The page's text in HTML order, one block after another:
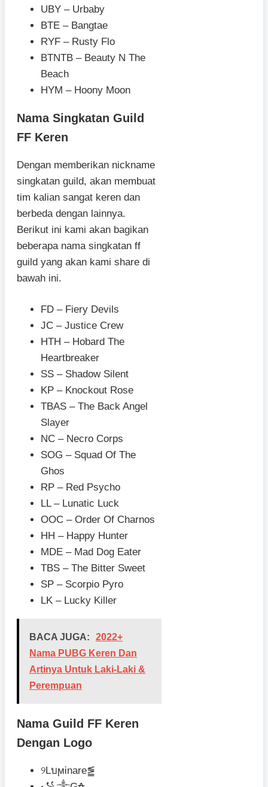
UBY – Urbaby
BTE – Bangtae
RYF – Rusty Flo
BTNTB – Beauty N The
Beach
HYM – Hoony Moon
Nama Singkatan Guild
FF Keren
Dengan memberikan nickname
singkatan guild, akan membuat
tim kalian sangat keren dan
berbeda dengan lainnya.
Berikut ini kami akan bagikan
beberapa nama singkatan ff
guild yang akan kami share di
bawah ini.
FD – Fiery Devils
JC – Justice Crew
HTH – Hobard The
Heartbreaker
SS – Shadow Silent
KP – Knockout Rose
TBAS – The Back Angel
Slayer
NC – Necro Corps
SOG – Squad Of The
Ghos
RP – Red Psycho
LL – Lunatic Luck
OOC – Order Of Charnos
HH – Happy Hunter
MDE – Mad Dog Eater
TBS – The Bitter Sweet
SP – Scorpio Pyro
LK – Lucky Killer
BACA JUGA:
2022+
Nama PUBG Keren Dan
Artinya Untuk Laki-Laki &
Perempuan
Nama Guild FF Keren
Dengan Logo
୨LบϻᎥnare⪑